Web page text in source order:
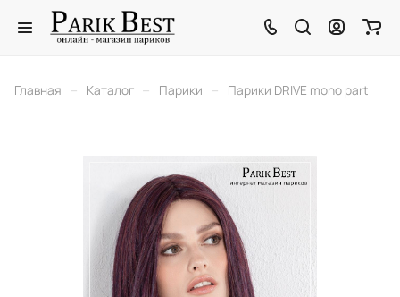
Главная – Каталог – Парики – Парики DRIVE mono part